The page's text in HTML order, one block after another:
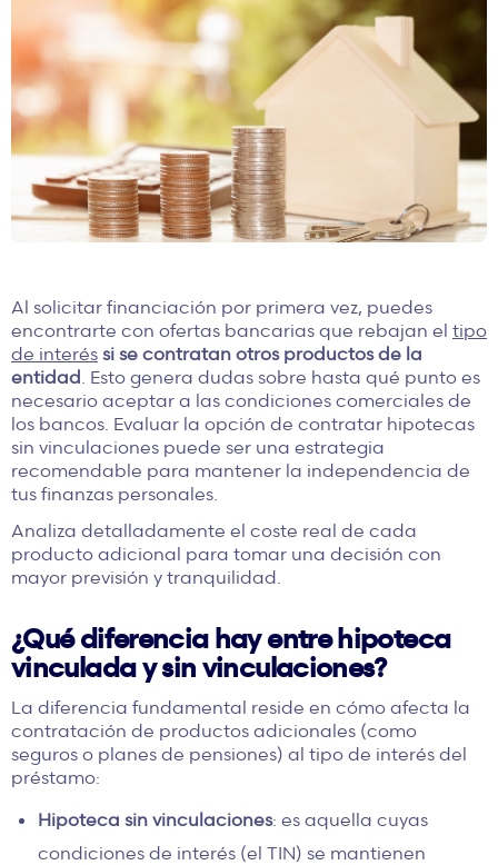
Al solicitar financiación por primera vez, puedes
encontrarte con ofertas bancarias que rebajan el tipo
de interés si se contratan otros productos de la
entidad . Esto genera dudas sobre hasta qué punto es
necesario aceptar a las condiciones comerciales de
los bancos. Evaluar la opción de contratar hipotecas
sin vinculaciones puede ser una estrategia
recomendable para mantener la independencia de
tus finanzas personales.
Analiza detalladamente el coste real de cada
producto adicional para tomar una decisión con
mayor previsión y tranquilidad.
¿Qué diferencia hay entre hipoteca
vinculada y sin vinculaciones?
La diferencia fundamental reside en cómo afecta la
contratación de productos adicionales (como
seguros o planes de pensiones) al tipo de interés del
préstamo:
Hipoteca sin vinculaciones: es aquella cuyas
condiciones de interés (el TIN) se mantienen